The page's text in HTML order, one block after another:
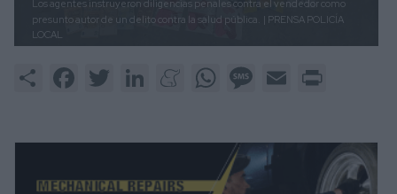
Los agentes instruyeron diligencias penales contra el vendedor como
presunto autor de un delito contra la salud pública. | PRENSA POLICÍA
LOCAL
Share FacebookTwitter LinkedInMeneameWhatsAppMessage
Email